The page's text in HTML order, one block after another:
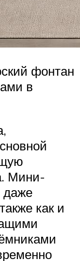
фонтан
в
Мини-
даже
как и